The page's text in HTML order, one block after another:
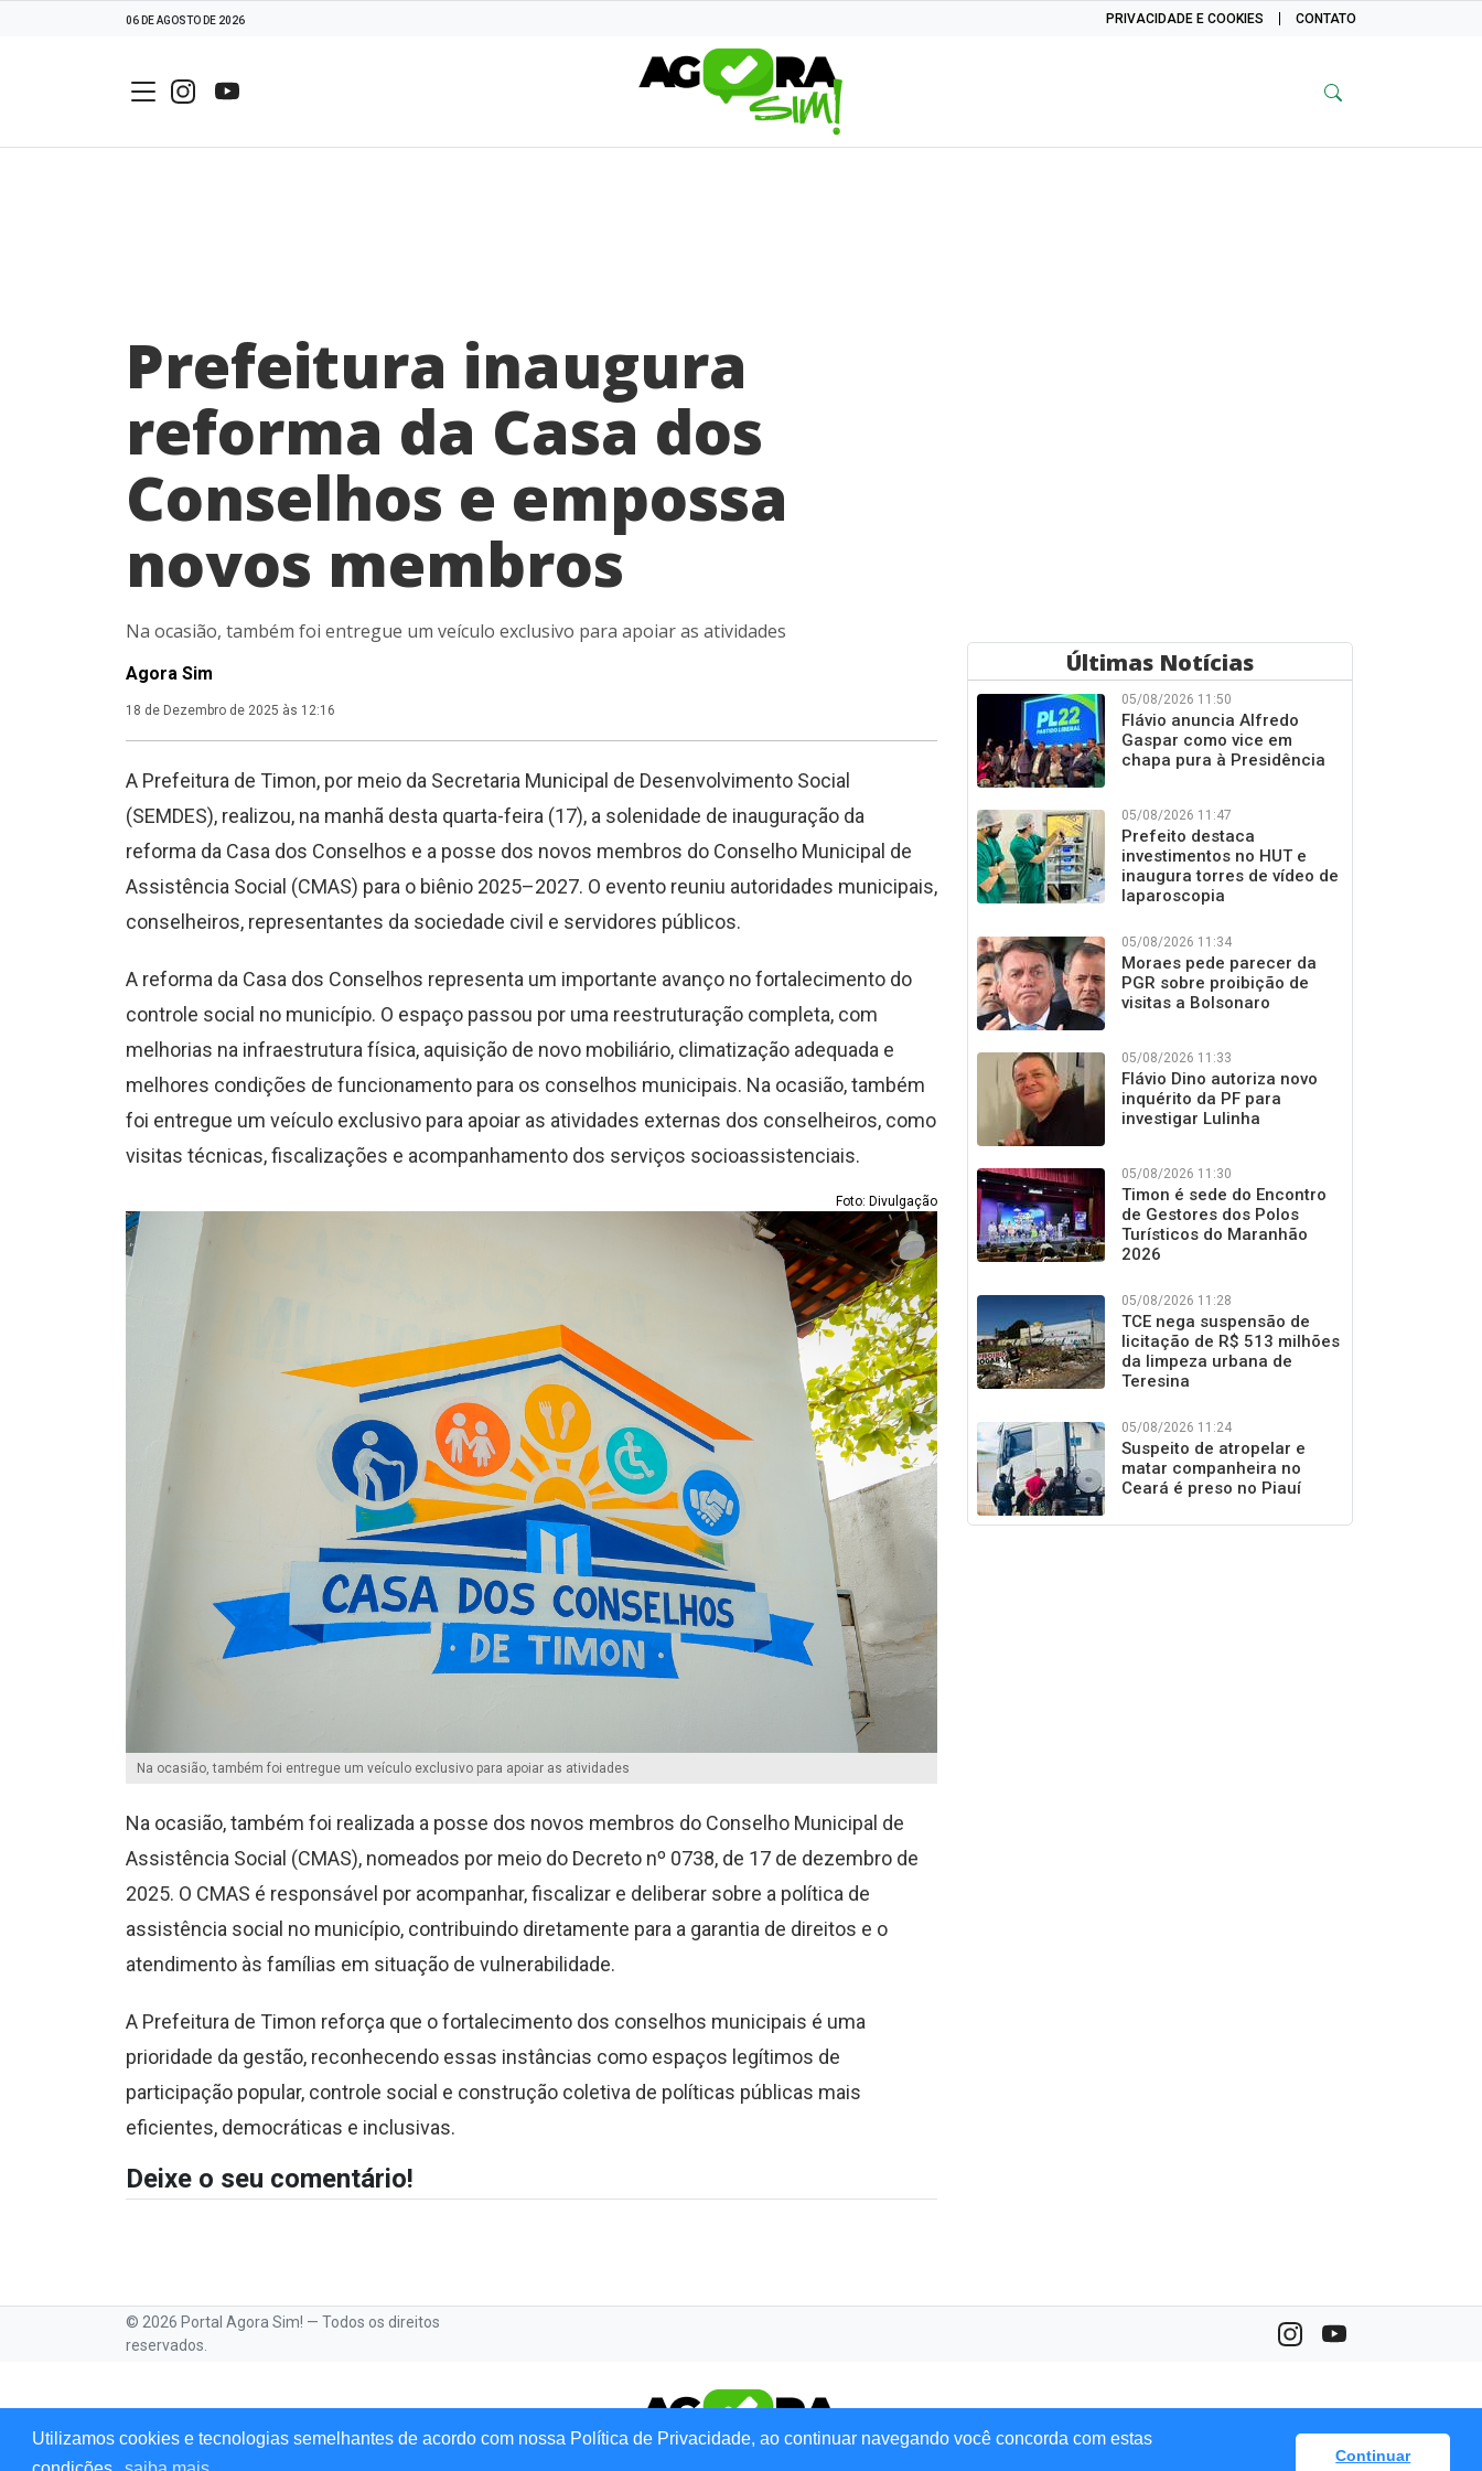
Utilizamos cookies e tecnologias semelhantes de acordo com nossa Política de Privacidade, ao continuar navegando você concorda com estas
Continuar
06 DE AGOSTO DE 2026 PRIVACIDADE E COOKIES CONTATO
Prefeitura inaugura
reforma da Casa dos
Conselhos e empossa
novos membros
Na ocasião, também foi entregue um veículo exclusivo para apoiar as atividades
Agora Sim
18 de Dezembro de 2025 às 12:16
A Prefeitura de Timon, por meio da Secretaria Municipal de Desenvolvimento Social
(SEMDES), realizou, na manhã desta quarta-feira (17), a solenidade de inauguração da
reforma da Casa dos Conselhos e a posse dos novos membros do Conselho Municipal de
Assistência Social (CMAS) para o biênio 2025–2027. O evento reuniu autoridades municipais,
conselheiros, representantes da sociedade civil e servidores públicos.
A reforma da Casa dos Conselhos representa um importante avanço no fortalecimento do
controle social no município. O espaço passou por uma reestruturação completa, com
melhorias na infraestrutura física, aquisição de novo mobiliário, climatização adequada e
melhores condições de funcionamento para os conselhos municipais. Na ocasião, também
foi entregue um veículo exclusivo para apoiar as atividades externas dos conselheiros, como
visitas técnicas, fiscalizações e acompanhamento dos serviços socioassistenciais.
Foto: Divulgação
Na ocasião, também foi entregue um veículo exclusivo para apoiar as atividades
Na ocasião, também foi realizada a posse dos novos membros do Conselho Municipal de
Assistência Social (CMAS), nomeados por meio do Decreto nº 0738, de 17 de dezembro de
2025. O CMAS é responsável por acompanhar, fiscalizar e deliberar sobre a política de
assistência social no município, contribuindo diretamente para a garantia de direitos e o
atendimento às famílias em situação de vulnerabilidade.
A Prefeitura de Timon reforça que o fortalecimento dos conselhos municipais é uma
prioridade da gestão, reconhecendo essas instâncias como espaços legítimos de
participação popular, controle social e construção coletiva de políticas públicas mais
eficientes, democráticas e inclusivas.
Deixe o seu comentário!
Últimas Notícias
05/08/2026 11:50
Flávio anuncia Alfredo
Gaspar como vice em
chapa pura à Presidência
05/08/2026 11:47
Prefeito destaca
investimentos no HUT e
inaugura torres de vídeo de
laparoscopia
05/08/2026 11:34
Moraes pede parecer da
PGR sobre proibição de
visitas a Bolsonaro
05/08/2026 11:33
Flávio Dino autoriza novo
inquérito da PF para
investigar Lulinha
05/08/2026 11:30
Timon é sede do Encontro
de Gestores dos Polos
Turísticos do Maranhão
2026
05/08/2026 11:28
TCE nega suspensão de
licitação de R$ 513 milhões
da limpeza urbana de
Teresina
05/08/2026 11:24
Suspeito de atropelar e
matar companheira no
Ceará é preso no Piauí
© 2026 Portal Agora Sim! — Todos os direitos
reservados.